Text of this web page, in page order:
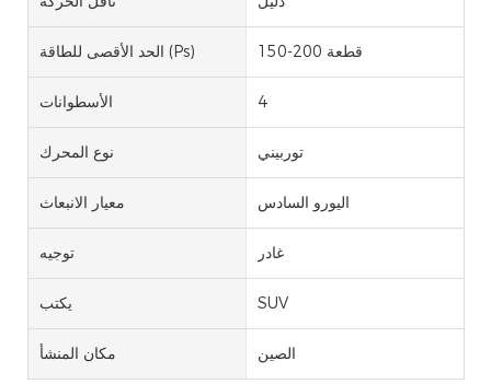
الحد الأقصى للطاقة (Ps) 150-200 قطعة
الأسطوانات 4
نوع المحرك توربيني
معيار الانبعاث اليورو السادس
توجيه غادر
يكتب SUV
مكان المنشأ الصين